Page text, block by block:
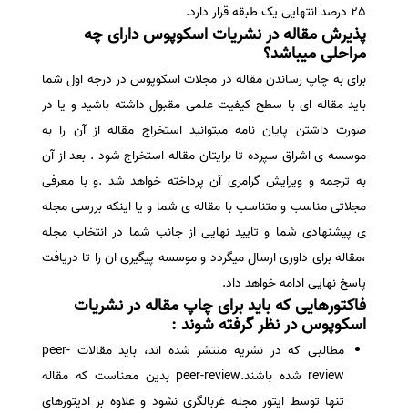
25 درصد انتهایی یک طبقه قرار دارد.
پذیرش مقاله در نشریات اسکوپوس دارای چه
مراحلی میباشد؟
برای به چاپ رساندن مقاله در مجلات اسکوپوس در درجه اول شما
باید مقاله ای با سطح کیفیت علمی مقبول داشته باشید و یا در
صورت داشتن پایان نامه میتوانید استخراج مقاله از آن را به
موسسه ی اشراق سپرده تا برایتان مقاله استخراج شود . بعد از آن
به ترجمه و ویرایش گرامری آن پرداخته خواهد شد .و با معرفی
مجلاتی مناسب و متناسب با مقاله ی شما و یا اینکه بررسی مجله
ی پیشنهادی شما و تایید نهایی از جانب شما در انتخاب مجله
،مقاله برای داوری ارسال میگردد و موسسه پیگیری ان را تا دریافت
پاسخ نهایی ادامه خواهد داد.
فاکتورهایی که باید برای چاپ مقاله در نشریات
اسکوپوس در نظر گرفته شوند :
مطالبی که در نشریه منتشر شده اند، باید مقالات peer-
review شده باشند.peer-review بدین معناست که مقاله
تنها توسط ایتور مجله غربالگری نشود و علاوه بر ادیتورهای